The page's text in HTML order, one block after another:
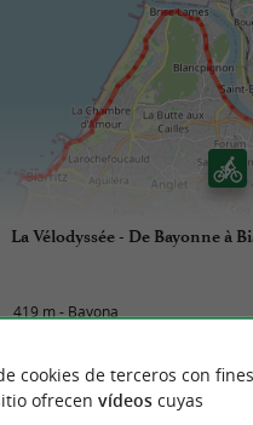
La Vélodyssée - De Bayonne à
419 m - Bayona
cookies de terceros con
ofrecen vídeoscuyas